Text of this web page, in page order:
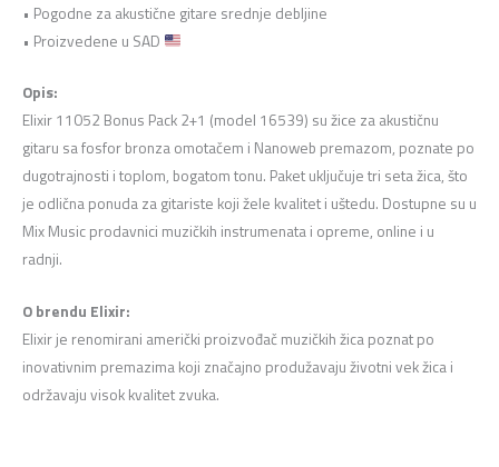
• Pogodne za akustične gitare srednje debljine
• Proizvedene u SAD
Opis:
Elixir 11052 Bonus Pack 2+1 (model 16539) su žice za akustičnu
gitaru sa fosfor bronza omotačem i Nanoweb premazom, poznate po
dugotrajnosti i toplom, bogatom tonu. Paket uključuje tri seta žica, što
je odlična ponuda za gitariste koji žele kvalitet i uštedu. Dostupne su u
Mix Music prodavnici muzičkih instrumenata i opreme, online i u
radnji.
O brendu Elixir:
Elixir je renomirani američki proizvođač muzičkih žica poznat po
inovativnim premazima koji značajno produžavaju životni vek žica i
održavaju visok kvalitet zvuka.